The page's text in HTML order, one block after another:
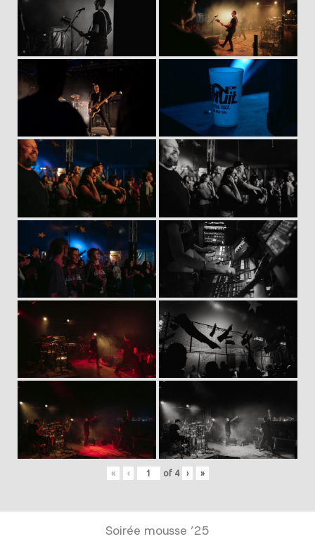
« ‹ of 4 › »
Soirée mousse ’25